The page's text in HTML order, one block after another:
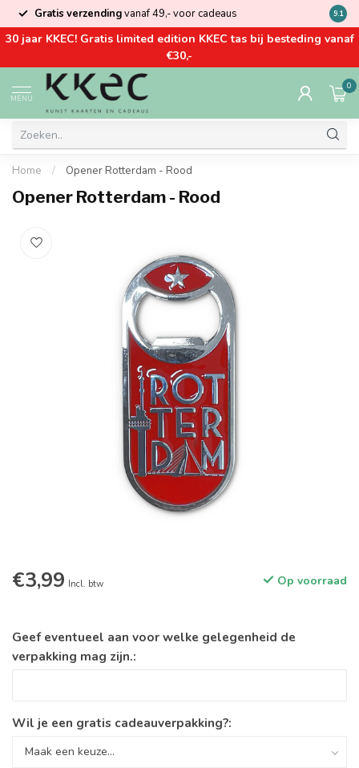
Gratis verzendingvanaf 49,- voor cadeaus Kom
9.1
30 jaar KKEC! Gratis limited edition KKEC tas bij besteding vanaf
€30,-
MENU
0
Home / Opener Rotterdam - Rood
Opener Rotterdam - Rood
€3,99 Incl. btw Op voorraad
Geef eventueel aan voor welke gelegenheid de
verpakking mag zijn.:
Wil je een gratis cadeauverpakking?: